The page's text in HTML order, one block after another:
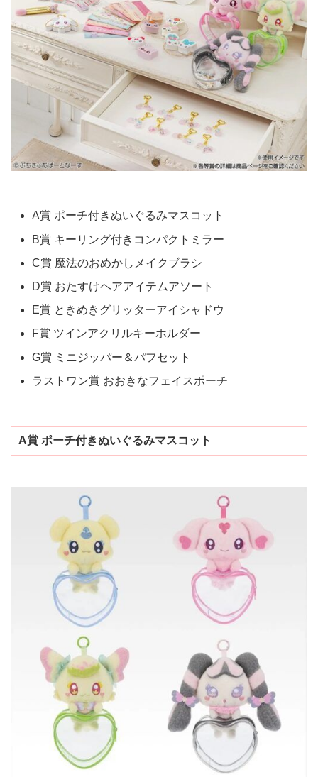
A賞 ポーチ付きぬいぐるみマスコット
B賞 キーリング付きコンパクトミラー
C賞 魔法のおめかしメイクブラシ
D賞 おたすけヘアアイテムアソート
E賞 ときめきグリッターアイシャドウ
F賞 ツインアクリルキーホルダー
G賞 ミニジッパー＆パフセット
ラストワン賞 おおきなフェイスポーチ
A賞 ポーチ付きぬいぐるみマスコット